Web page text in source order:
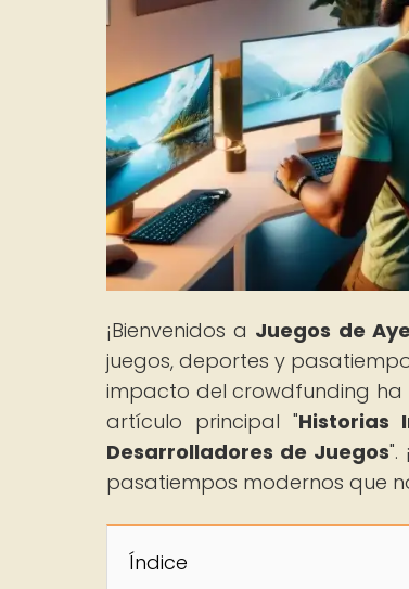
¡Bienvenidos a Juegos de
juegos, deportes y
impacto del crowdfunding
artículo principal "Historias
Desarrolladores de Juegos".
pasatiempos modernos que
Índice